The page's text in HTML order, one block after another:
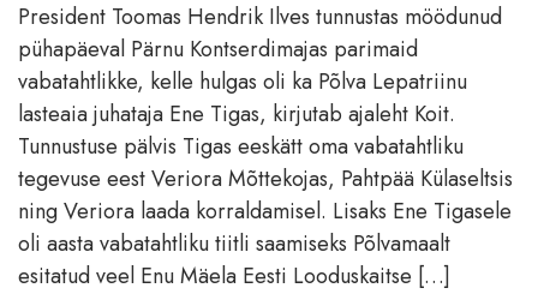
President Toomas Hendrik Ilves tunnustas möödunud
pühapäeval Pärnu Kontserdimajas parimaid
vabatahtlikke, kelle hulgas oli ka Põlva Lepatriinu
lasteaia juhataja Ene Tigas, kirjutab ajaleht Koit.
Tunnustuse pälvis Tigas eeskätt oma vabatahtliku
tegevuse eest Veriora Mõttekojas, Pahtpää Külaseltsis
ning Veriora laada korraldamisel. Lisaks Ene Tigasele
oli aasta vabatahtliku tiitli saamiseks Põlvamaalt
esitatud veel Enu Mäela Eesti Looduskaitse […]